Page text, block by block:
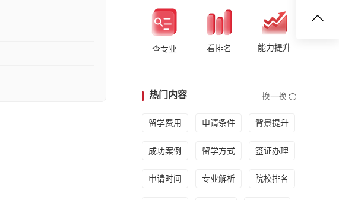
查专业 看排名 能力提升
热门内容 换一换
留学费用 申请条件 背景提升
成功案例 留学方式 签证办理
申请时间 专业解析 院校排名